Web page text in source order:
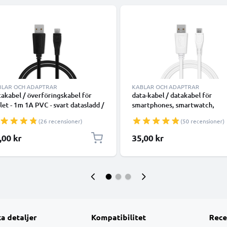
OCH ADAPTRAR
/ överföringskabel för
- 1m 1A PVC - svart datasladd /
(26 recensioner)
kr
KABLAR OCH ADAPTRAR
data-kabel / datakabel för
smartphones, smartwatch,
1m 1A överföringssladd PVC
Datakabel vit
(50 recensioner)
35,00 kr
detaljer Kompatibilitet